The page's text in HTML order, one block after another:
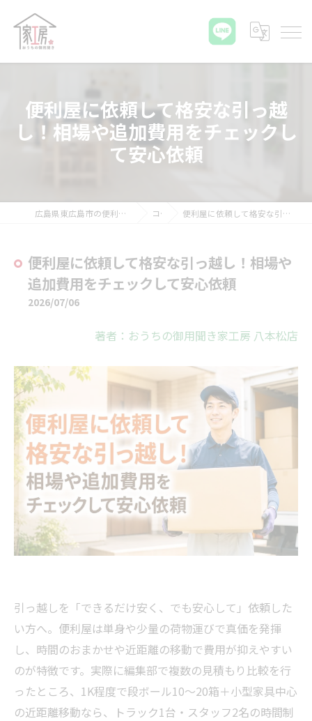
便利屋に依頼して格安な引っ越
し！相場や追加費用をチェックし
て安心依頼
広島県東広島市の便利屋ならおうちの御用聞き家工房 八本松店 コラム 便利屋に依頼して格安な引っ越し！相場や追加費用をチェックして安心依頼
便利屋に依頼して格安な引っ越し！相場や
追加費用をチェックして安心依頼
2026/07/06
著者：おうちの御用聞き家工房 八本松店
引っ越しを「できるだけ安く、でも安心して」依頼した
い方へ。便利屋は単身や少量の荷物運びで真価を発揮
し、時間のおまかせや近距離の移動で費用が抑えやすい
のが特徴です。実際に編集部で複数の見積もり比較を行
ったところ、1K程度で段ボール10～20箱＋小型家具中心
の近距離移動なら、トラック1台・スタッフ2名の時間制